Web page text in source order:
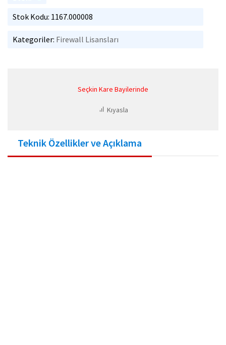
Stok Kodu: 1167.000008
Kategoriler: Firewall Lisansları
Seçkin Kare Bayilerinde
Kıyasla
Teknik Özellikler ve Açıklama